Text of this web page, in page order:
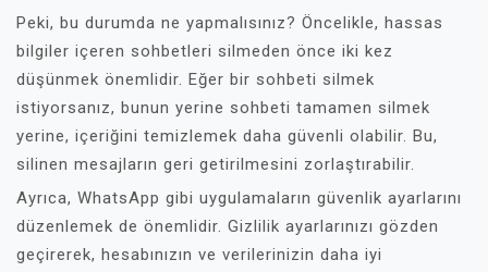
Peki, bu durumda ne yapmalısınız? Öncelikle, hassas
bilgiler içeren sohbetleri silmeden önce iki kez
düşünmek önemlidir. Eğer bir sohbeti silmek
istiyorsanız, bunun yerine sohbeti tamamen silmek
yerine, içeriğini temizlemek daha güvenli olabilir. Bu,
silinen mesajların geri getirilmesini zorlaştırabilir.
Ayrıca, WhatsApp gibi uygulamaların güvenlik ayarlarını
düzenlemek de önemlidir. Gizlilik ayarlarınızı gözden
geçirerek, hesabınızın ve verilerinizin daha iyi